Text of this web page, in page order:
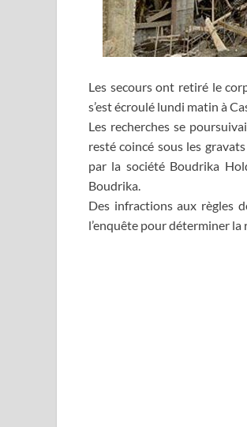
Les secours ont retiré le
s’est écroulé lundi matin à
Les recherches se
resté coincé sous les
par la société Boudrika
Boudrika.
Des infractions aux règles
l’enquête pour déterminer la